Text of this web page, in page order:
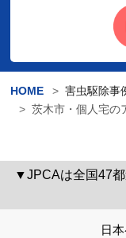
HOME 害虫駆除事
茨木市・個人宅
▼JPCAは全国47
日